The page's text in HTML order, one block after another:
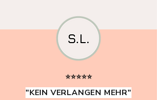
⭐⭐⭐⭐⭐
"KEIN VERLANGEN MEHR"